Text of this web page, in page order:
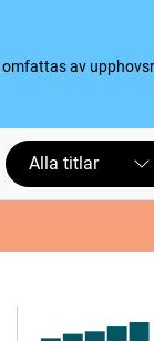
av
Alla titlar